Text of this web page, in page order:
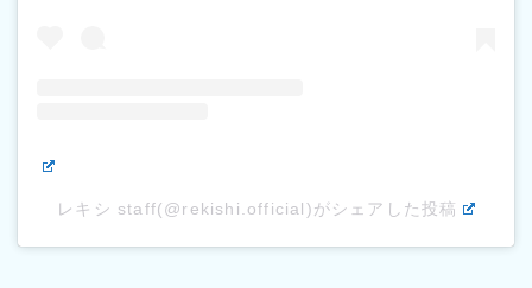
レキシ staff(@rekishi.official)がシェアした投稿